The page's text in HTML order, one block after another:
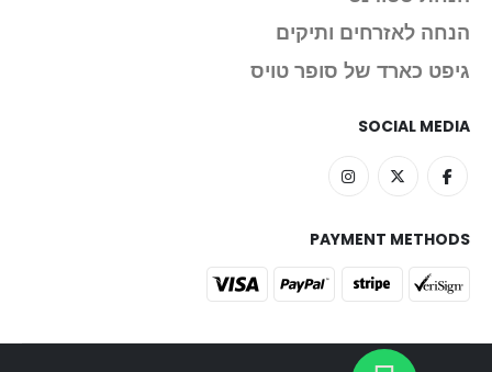
הנחה לאזרחים ותיקים
גיפט כארד של סופר טויס
SOCIAL MEDIA
PAYMENT METHODS